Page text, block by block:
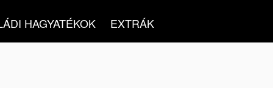
HAGYATÉKOK EXTRÁK